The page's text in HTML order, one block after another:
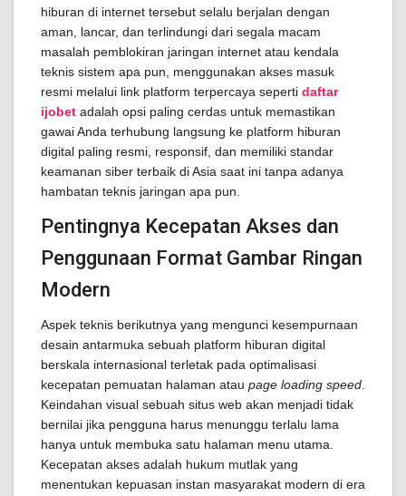
hiburan di internet tersebut selalu berjalan dengan
aman, lancar, dan terlindungi dari segala macam
masalah pemblokiran jaringan internet atau kendala
teknis sistem apa pun, menggunakan akses masuk
resmi melalui link platform terpercaya seperti daftar
ijobet adalah opsi paling cerdas untuk memastikan
gawai Anda terhubung langsung ke platform hiburan
digital paling resmi, responsif, dan memiliki standar
keamanan siber terbaik di Asia saat ini tanpa adanya
hambatan teknis jaringan apa pun.
Pentingnya Kecepatan Akses dan
Penggunaan Format Gambar Ringan
Modern
Aspek teknis berikutnya yang mengunci kesempurnaan
desain antarmuka sebuah platform hiburan digital
berskala internasional terletak pada optimalisasi
kecepatan pemuatan halaman atau page loading speed
Keindahan visual sebuah situs web akan menjadi tidak
bernilai jika pengguna harus menunggu terlalu lama
hanya untuk membuka satu halaman menu utama.
Kecepatan akses adalah hukum mutlak yang
menentukan kepuasan instan masyarakat modern di era